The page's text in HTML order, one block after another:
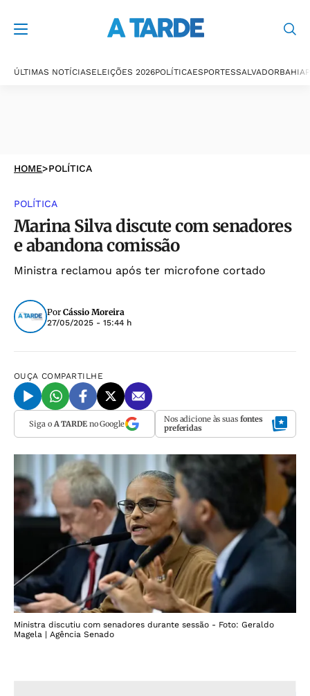
ÚLTIMAS NOTÍCIASELEIÇÕES 2026POLÍTICAESPORTESSALVADORBAHIA
HOME>POLÍTICA
POLÍTICA
Marina Silva discute com senadores
e abandona comissão
Ministra reclamou após ter microfone cortado
Por Cássio Moreira
27/05/2025 - 15:44 h
OUÇA COMPARTILHE
Siga o A TARDEno Google Nos adicione às suas fontes
preferidas
Ministra discutiu com senadores durante sessão - Foto: Geraldo
Magela | Agência Senado